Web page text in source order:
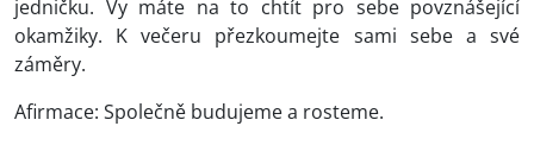
jedničku. Vy máte na to chtít pro sebe povznášející
okamžiky. K večeru přezkoumejte sami sebe a své
záměry.
Afirmace: Společně budujeme a rosteme.